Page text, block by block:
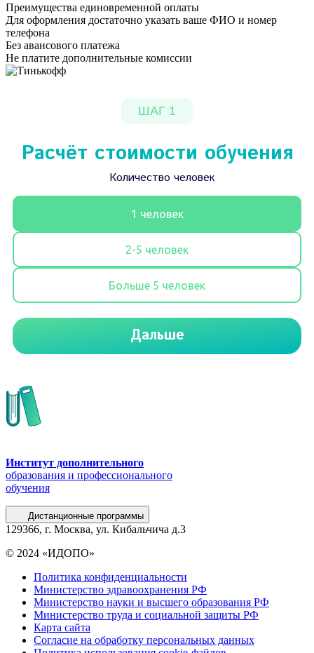
Преимущества единовременной оплаты
Для оформления достаточно указать ваше ФИО и номер
телефона
Без авансового платежа
Не платите дополнительные комиссии
Институт дополнительного
образования и профессионального
обучения
Дистанционные программы
129366, г. Москва, ул. Кибальчича д.3
© 2024 «ИДОПО»
Политика конфиденциальности
Министерство здравоохранения РФ
Министерство науки и высшего образования РФ
Министерство труда и социальной защиты РФ
Карта сайта
Согласие на обработку персональных данных